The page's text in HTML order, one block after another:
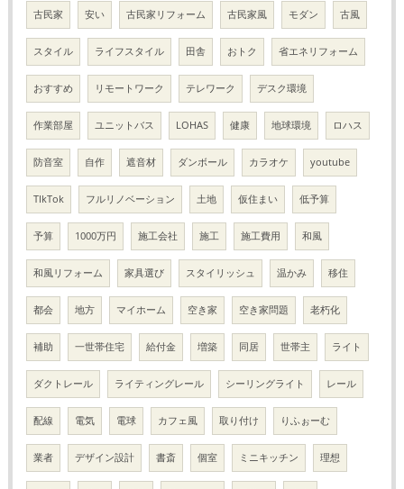
古民家 安い 古民家リフォーム 古民家風 モダン 古風
スタイル ライフスタイル 田舎 おトク 省エネリフォーム
おすすめ リモートワーク テレワーク デスク環境
作業部屋 ユニットバス LOHAS 健康 地球環境 ロハス
防音室 自作 遮音材 ダンボール カラオケ youtube
TIkTok フルリノベーション 土地 仮住まい 低予算
予算 1000万円 施工会社 施工 施工費用 和風
和風リフォーム 家具選び スタイリッシュ 温かみ 移住
都会 地方 マイホーム 空き家 空き家問題 老朽化
補助 一世帯住宅 給付金 増築 同居 世帯主 ライト
ダクトレール ライティングレール シーリングライト レール
配線 電気 電球 カフェ風 取り付け りふぉーむ
業者 デザイン設計 書斎 個室 ミニキッチン 理想